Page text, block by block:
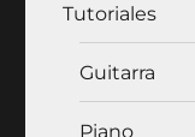
Tutoriales
Guitarra
Piano